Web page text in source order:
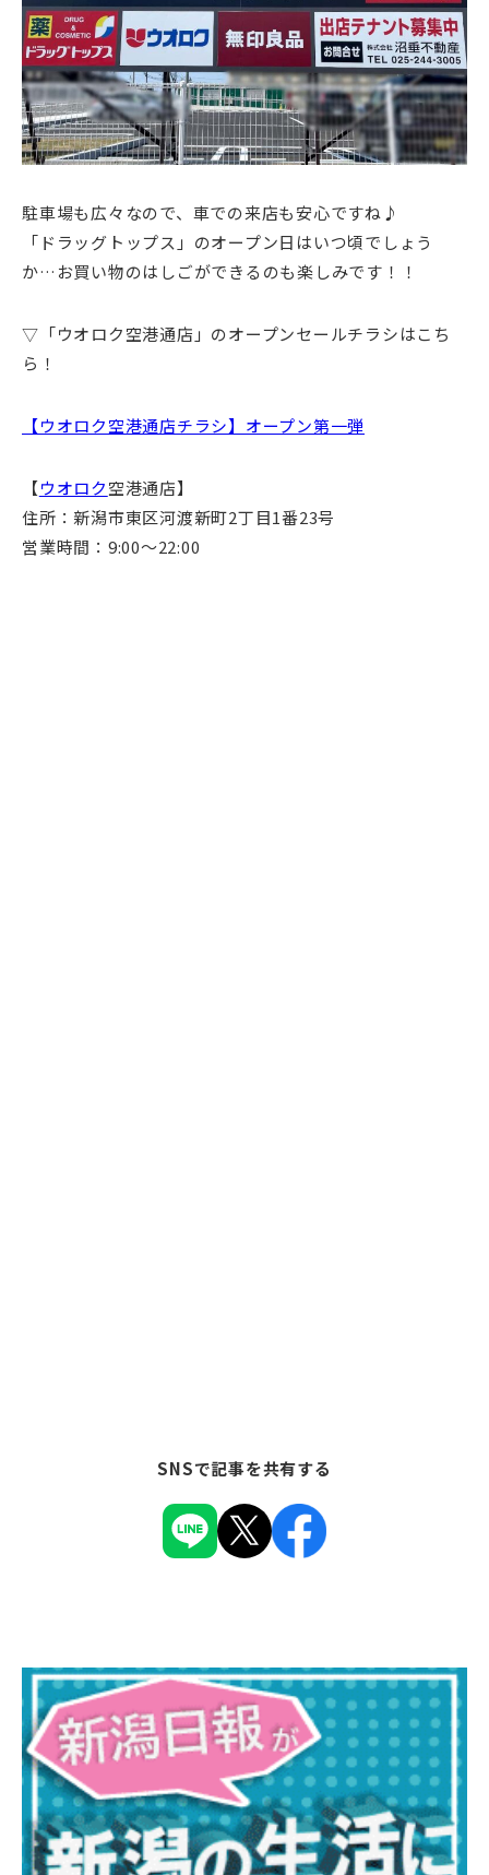
駐車場も広々なので、車での来店も安心ですね♪
「ドラッグトップス」のオープン日はいつ頃でしょう
か…お買い物のはしごができるのも楽しみです！！
▽「ウオロク空港通店」のオープンセールチラシはこち
ら！
【ウオロク空港通店チラシ】オープン第一弾
【ウオロク空港通店】
住所：新潟市東区河渡新町2丁目1番23号
営業時間：9:00～22:00
SNSで記事を共有する